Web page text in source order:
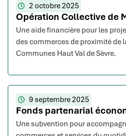
2 octobre 2025
Opération Collective de
Une aide financière pour les
des commerces de proximité de
Communes Haut Val de Sèvre.
9 septembre 2025
Fonds partenarial
Une subvention pour